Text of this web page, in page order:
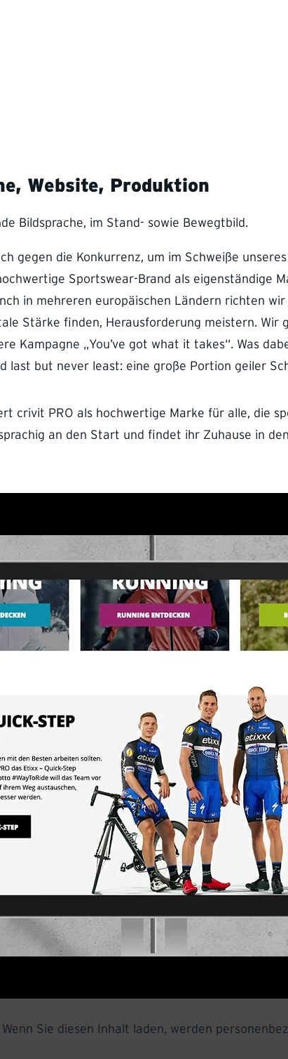
Website, Produktion
Bildsprache, im Stand- sowie Bewegtbild.
gegen die Konkurrenz, um im Schweiße
Sportswear-Brand als eigenständige
in mehreren europäischen Ländern richten
Stärke finden, Herausforderung meistern. Wir
Kampagne „You’ve got what it takes“. Was
last but never least: eine große Portion geiler
crivit PRO als hochwertige Marke für alle, die
an den Start und findet ihr Zuhause in
Sie diesen Inhalt laden, werden